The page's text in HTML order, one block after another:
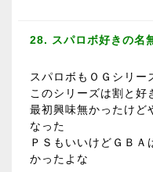
28. スパロボ好きの名
スパロボもＯＧシリー
このシリーズは割と好
最初興味無かったけど
なった
ＰＳもいいけどＧＢＡ
かったよな